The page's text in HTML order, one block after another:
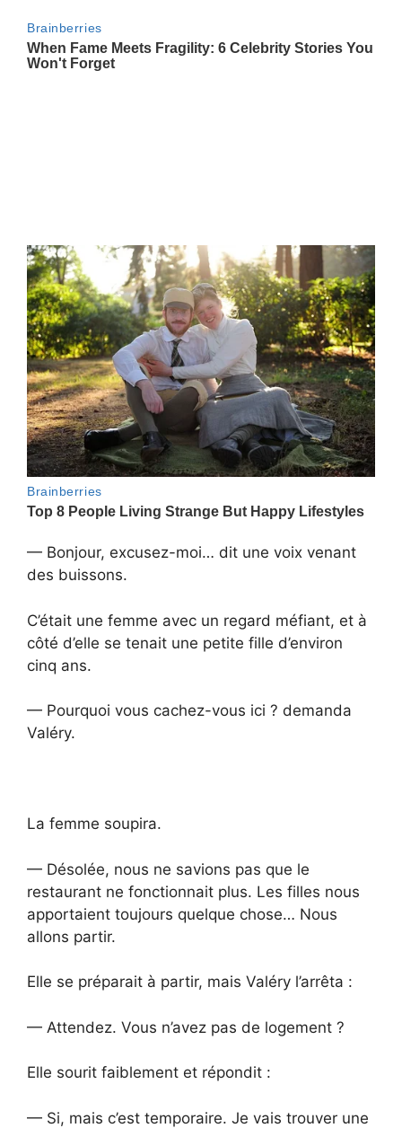
— Bonjour, excusez-moi… dit une voix venant
des buissons.
C’était une femme avec un regard méfiant, et à
côté d’elle se tenait une petite fille d’environ
cinq ans.
— Pourquoi vous cachez-vous ici ? demanda
Valéry.
La femme soupira.
— Désolée, nous ne savions pas que le
restaurant ne fonctionnait plus. Les filles nous
apportaient toujours quelque chose… Nous
allons partir.
Elle se préparait à partir, mais Valéry l’arrêta :
— Attendez. Vous n’avez pas de logement ?
Elle sourit faiblement et répondit :
— Si, mais c’est temporaire. Je vais trouver une